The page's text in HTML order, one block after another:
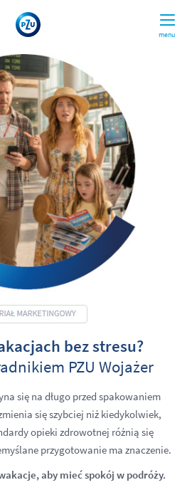
menu
bez stresu?
PZU Wojażer
się na długo przed spakowaniem
się szybciej niż kiedykolwiek,
opieki zdrowotnej różnią się
przygotowanie ma znaczenie.
aby mieć spokój w podróży.